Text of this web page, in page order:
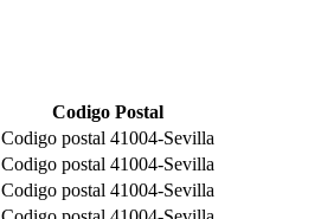
Codigo Postal
Codigo postal 41004-Sevilla
Codigo postal 41004-Sevilla
Codigo postal 41004-Sevilla